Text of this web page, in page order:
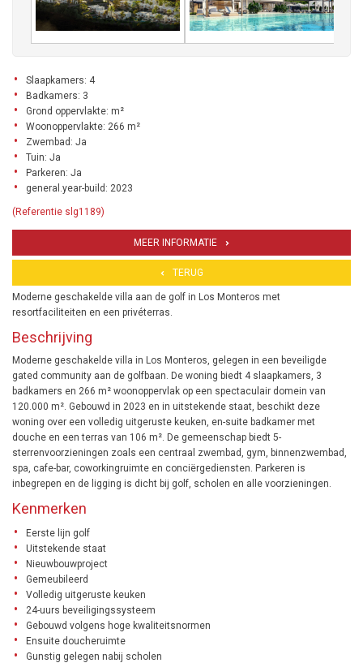
Slaapkamers: 4
Badkamers: 3
Grond oppervlakte: m²
Woonoppervlakte: 266 m²
Zwembad: Ja
Tuin: Ja
Parkeren: Ja
general.year-build: 2023
(Referentie slg1189)
MEER INFORMATIE
TERUG
Moderne geschakelde villa aan de golf in Los Monteros met
resortfaciliteiten en een privéterras.
Beschrijving
Moderne geschakelde villa in Los Monteros, gelegen in een beveiligde
gated community aan de golfbaan. De woning biedt 4 slaapkamers, 3
badkamers en 266 m² woonoppervlak op een spectaculair domein van
120.000 m². Gebouwd in 2023 en in uitstekende staat, beschikt deze
woning over een volledig uitgeruste keuken, en-suite badkamer met
douche en een terras van 106 m². De gemeenschap biedt 5-
sterrenvoorzieningen zoals een centraal zwembad, gym, binnenzwembad,
spa, cafe-bar, coworkingruimte en conciërgediensten. Parkeren is
inbegrepen en de ligging is dicht bij golf, scholen en alle voorzieningen.
Kenmerken
Eerste lijn golf
Uitstekende staat
Nieuwbouwproject
Gemeubileerd
Volledig uitgeruste keuken
24-uurs beveiligingssysteem
Gebouwd volgens hoge kwaliteitsnormen
Ensuite doucheruimte
Gunstig gelegen nabij scholen